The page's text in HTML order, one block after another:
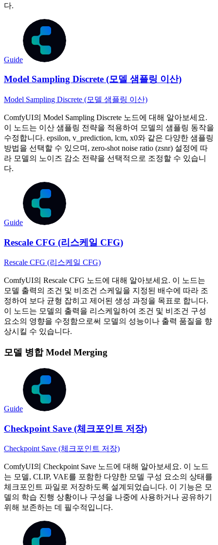
다.
Guide
Model Sampling Discrete (모델 샘플링 이산)
Model Sampling Discrete (모델 샘플링 이산)
ComfyUI의 Model Sampling Discrete 노드에 대해 알아보세요.
이 노드는 이산 샘플링 전략을 적용하여 모델의 샘플링 동작을
수정합니다. epsilon, v_prediction, lcm, x0와 같은 다양한 샘플링
방법을 선택할 수 있으며, zero-shot noise ratio (zsnr) 설정에 따
라 모델의 노이즈 감소 전략을 선택적으로 조정할 수 있습니
다.
Guide
Rescale CFG (리스케일 CFG)
Rescale CFG (리스케일 CFG)
ComfyUI의 Rescale CFG 노드에 대해 알아보세요. 이 노드는
모델 출력의 조건 및 비조건 스케일을 지정된 배수에 따라 조
정하여 보다 균형 잡히고 제어된 생성 과정을 목표로 합니다.
이 노드는 모델의 출력을 리스케일하여 조건 및 비조건 구성
요소의 영향을 수정함으로써 모델의 성능이나 출력 품질을 향
상시킬 수 있습니다.
모델 병합 Model Merging
Guide
Checkpoint Save (체크포인트 저장)
Checkpoint Save (체크포인트 저장)
ComfyUI의 Checkpoint Save 노드에 대해 알아보세요. 이 노드
는 모델, CLIP, VAE를 포함한 다양한 모델 구성 요소의 상태를
체크포인트 파일로 저장하도록 설계되었습니다. 이 기능은 모
델의 학습 진행 상황이나 구성을 나중에 사용하거나 공유하기
위해 보존하는 데 필수적입니다.